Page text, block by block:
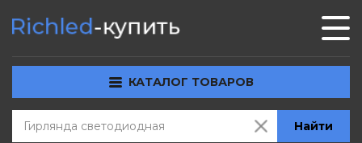
КАТАЛОГ ТОВАРОВ
Найти